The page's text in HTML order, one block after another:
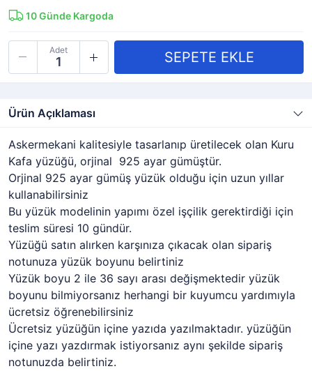
10Günde Kargoda
Adet
Ürün Açıklaması
Askermekani kalitesiyle tasarlanıp üretilecek olan Kuru
Kafa yüzüğü, orjinal 925 ayar gümüştür.
Orjinal 925 ayar gümüş yüzük olduğu için uzun yıllar
kullanabilirsiniz
Bu yüzük modelinin yapımı özel işçilik gerektirdiği için
teslim süresi 10 gündür.
Yüzüğü satın alırken karşınıza çıkacak olan sipariş
notunuza yüzük boyunu belirtiniz
Yüzük boyu 2 ile 36 sayı arası değişmektedir yüzük
boyunu bilmiyorsanız herhangi bir kuyumcu yardımıyla
ücretsiz öğrenebilirsiniz
Ücretsiz yüzüğün içine yazıda yazılmaktadır. yüzüğün
içine yazı yazdırmak istiyorsanız aynı şekilde sipariş
notunuzda belirtiniz.